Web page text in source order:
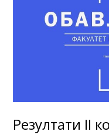
Резултати II